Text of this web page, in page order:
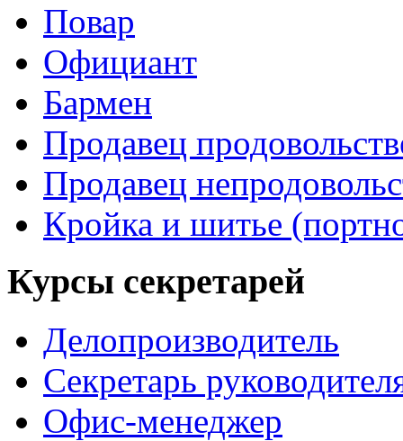
Повар
Официант
Бармен
Продавец
Продавец
Кройка и шитье
Курсы секретарей
Делопроизводитель
Секретарь
Офис-менеджер